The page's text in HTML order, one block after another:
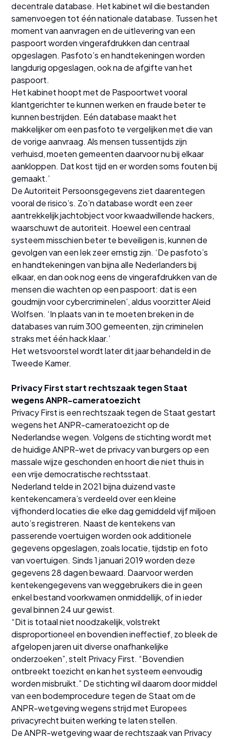
decentrale database. Het kabinet wil die bestanden
samenvoegen tot één nationale database. Tussen het
moment van aanvragen en de uitlevering van een
paspoort worden vingerafdrukken dan centraal
opgeslagen. Pasfoto’s en handtekeningen worden
langdurig opgeslagen, ook na de afgifte van het
paspoort.
Het kabinet hoopt met de Paspoortwet vooral
klantgerichter te kunnen werken en fraude beter te
kunnen bestrijden. Eén database maakt het
makkelijker om een pasfoto te vergelijken met die van
de vorige aanvraag. Als mensen tussentijds zijn
verhuisd, moeten gemeenten daarvoor nu bij elkaar
aankloppen. Dat kost tijd en er worden soms fouten bij
gemaakt.’
De Autoriteit Persoonsgegevens ziet daarentegen
vooral de risico’s. Zo’n database wordt een zeer
aantrekkelijk jachtobject voor kwaadwillende hackers,
waarschuwt de autoriteit. Hoewel een centraal
systeem misschien beter te beveiligen is, kunnen de
gevolgen van een lek zeer ernstig zijn. ‘De pasfoto’s
en handtekeningen van bijna alle Nederlanders bij
elkaar, en dan ook nog eens de vingerafdrukken van de
mensen die wachten op een paspoort: dat is een
goudmijn voor cybercriminelen’, aldus voorzitter Aleid
Wolfsen. ‘In plaats van in te moeten breken in de
databases van ruim 300 gemeenten, zijn criminelen
straks met één hack klaar.’
Het wetsvoorstel wordt later dit jaar behandeld in de
Tweede Kamer.
Privacy First start rechtszaak tegen Staat
wegens ANPR-cameratoezicht
Privacy First is een rechtszaak tegen de Staat gestart
wegens het ANPR-cameratoezicht op de
Nederlandse wegen. Volgens de stichting wordt met
de huidige ANPR-wet de privacy van burgers op een
massale wijze geschonden en hoort die niet thuis in
een vrije democratische rechtsstaat.
Nederland telde in 2021 bijna duizend vaste
kentekencamera’s verdeeld over een kleine
vijfhonderd locaties die elke dag gemiddeld vijf miljoen
auto’s registreren. Naast de kentekens van
passerende voertuigen worden ook additionele
gegevens opgeslagen, zoals locatie, tijdstip en foto
van voertuigen. Sinds 1 januari 2019 worden deze
gegevens 28 dagen bewaard. Daarvoor werden
kentekengegevens van weggebruikers die in geen
enkel bestand voorkwamen onmiddellijk, of in ieder
geval binnen 24 uur gewist.
“Dit is totaal niet noodzakelijk, volstrekt
disproportioneel en bovendien ineffectief, zo bleek de
afgelopen jaren uit diverse onafhankelijke
onderzoeken”, stelt Privacy First. “Bovendien
ontbreekt toezicht en kan het systeem eenvoudig
worden misbruikt.” De stichting wil daarom door middel
van een bodemprocedure tegen de Staat om de
ANPR-wetgeving wegens strijd met Europees
privacyrecht buiten werking te laten stellen.
De ANPR-wetgeving waar de rechtszaak van Privacy